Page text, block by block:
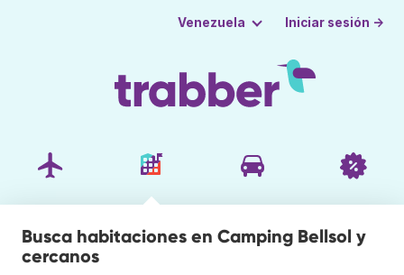
Venezuela Iniciar sesión →
Busca habitaciones en Camping Bellsol y
cercanos